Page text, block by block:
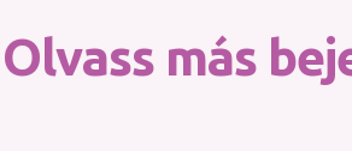
Olvass más